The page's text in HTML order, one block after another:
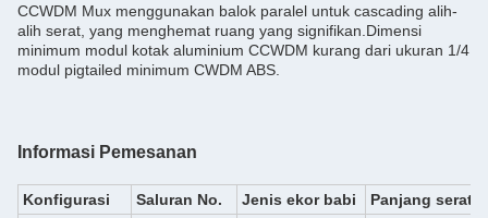
CCWDM Mux menggunakan balok paralel untuk cascading alih-
alih serat, yang menghemat ruang yang signifikan.Dimensi
minimum modul kotak aluminium CCWDM kurang dari ukuran 1/4
modul pigtailed minimum CWDM ABS.
Informasi Pemesanan
Konfigurasi Saluran No. Jenis ekor babi Panjang serat